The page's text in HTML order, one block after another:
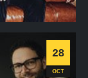
28
OCT